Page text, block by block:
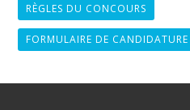
RÈGLES DU CONCOURS
FORMULAIRE DE CANDIDATURE